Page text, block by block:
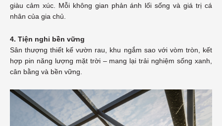
giàu cảm xúc. Mỗi không gian phản ánh lối sống và giá trị cá
nhân của gia chủ.
4. Tiện nghi bền vững
Sân thượng thiết kế vườn rau, khu ngắm sao với vòm tròn, kết
hợp pin năng lượng mặt trời – mang lại trải nghiệm sống xanh,
cân bằng và bền vững.